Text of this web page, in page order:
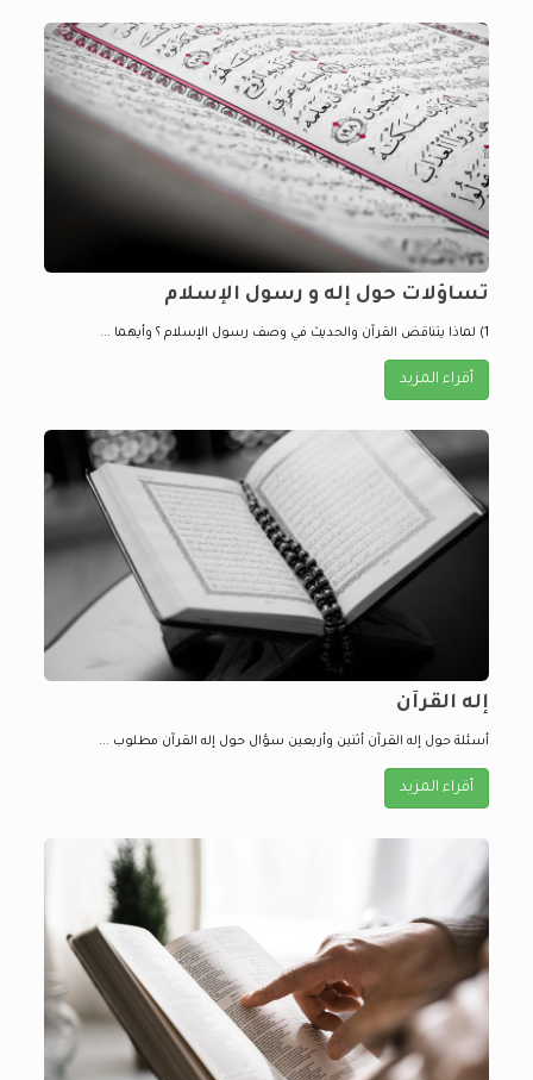
تساؤلات حول إله و رسول الإسلام
1) لماذا يتناقض القرآن والحديث في وصف رسول الإسلام ؟ وأيهما ...
أقراء المزيد
إله القرآن
أسئلة حول إله القرآن أثنين وأربعين سؤال حول إله القرآن مطلوب ...
أقراء المزيد